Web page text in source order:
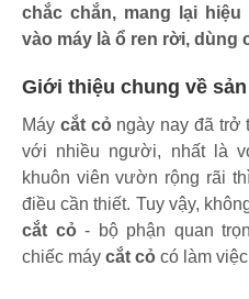
chắc chắn, mang lại
vào máy là ổ ren rời, dùng
Giới thiệu chung về
Máy cắt cỏngày nay đã trở
với nhiều người, nhất là
khuôn viên vườn rộng rãi
điều cần thiết. Tuy vậy,
cắt cỏ- bộ phận quan
chiếc máy cắt cỏ có làm